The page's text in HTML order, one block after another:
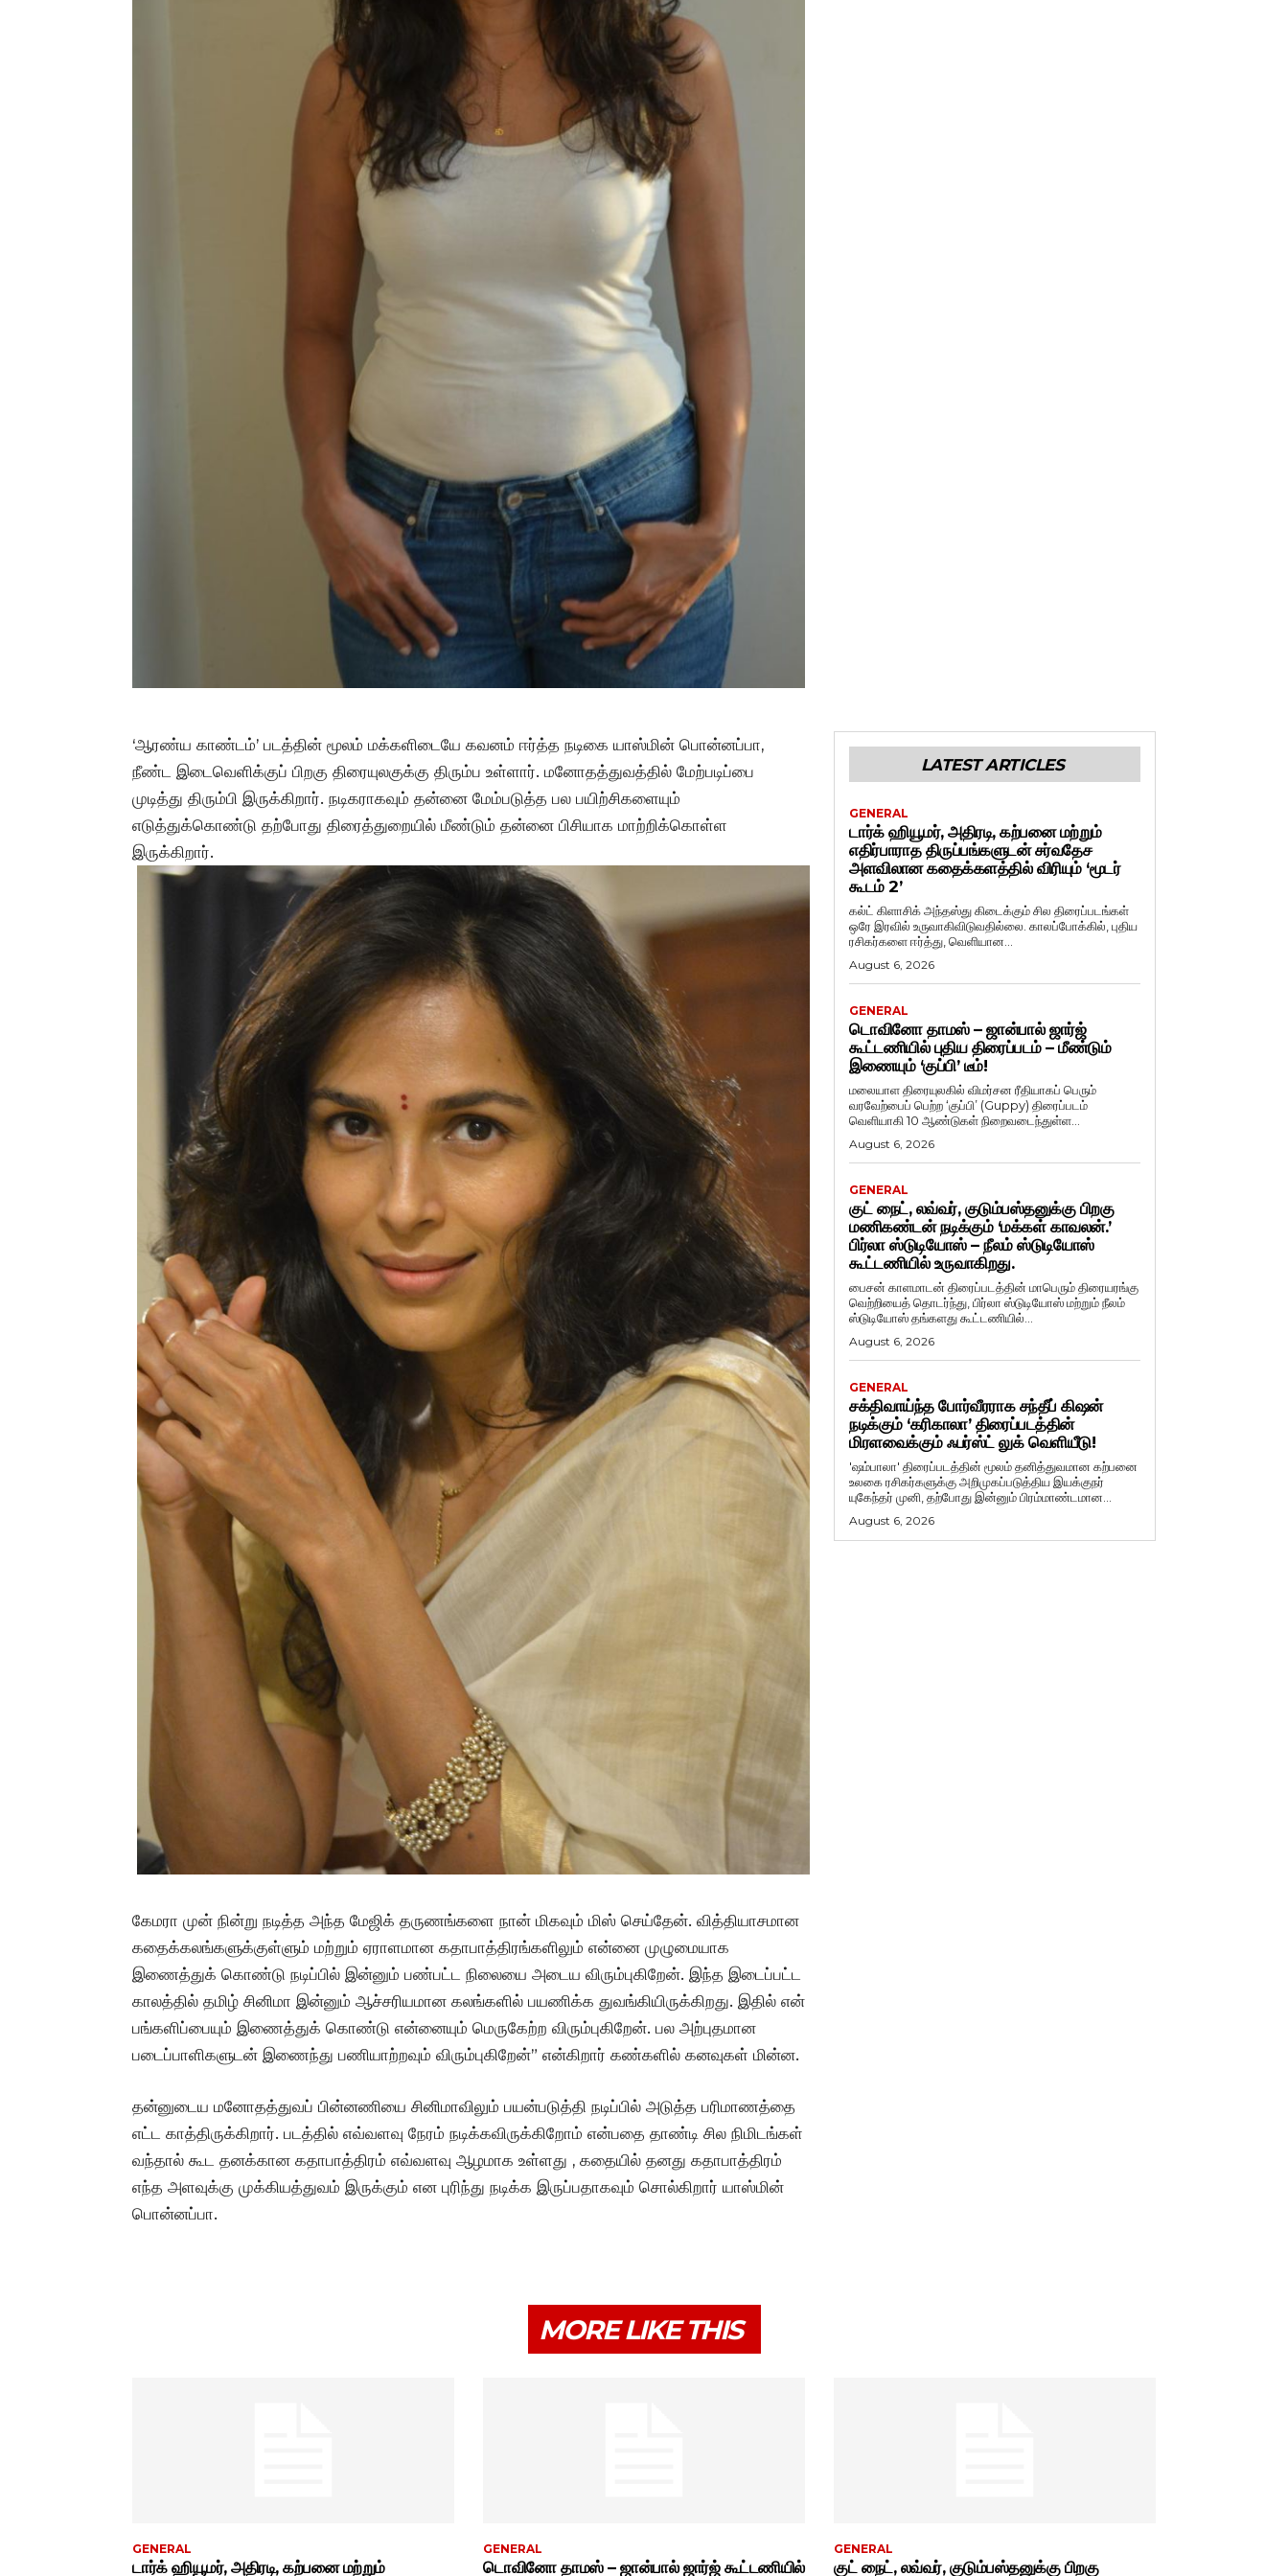
‘ஆரண்ய காண்டம்’ படத்தின் மூலம் மக்களிடையே கவனம் ஈர்த்த நடிகை யாஸ்மின் பொன்னப்பா,
நீண்ட இடைவெளிக்குப் பிறகு திரையுலகுக்கு திரும்ப உள்ளார். மனோதத்துவத்தில் மேற்படிப்பை
முடித்து திரும்பி இருக்கிறார். நடிகராகவும் தன்னை மேம்படுத்த பல பயிற்சிகளையும்
எடுத்துக்கொண்டு தற்போது திரைத்துறையில் மீண்டும் தன்னை பிசியாக மாற்றிக்கொள்ள
இருக்கிறார்.
கேமரா முன் நின்று நடித்த அந்த மேஜிக் தருணங்களை நான் மிகவும் மிஸ் செய்தேன். வித்தியாசமான
கதைக்கலங்களுக்குள்ளும் மற்றும் ஏராளமான கதாபாத்திரங்களிலும் என்னை முழுமையாக
இணைத்துக் கொண்டு நடிப்பில் இன்னும் பண்பட்ட நிலையை அடைய விரும்புகிறேன். இந்த இடைப்பட்ட
காலத்தில் தமிழ் சினிமா இன்னும் ஆச்சரியமான கலங்களில் பயணிக்க துவங்கியிருக்கிறது. இதில் என்
பங்களிப்பையும் இணைத்துக் கொண்டு என்னையும் மெருகேற்ற விரும்புகிறேன். பல அற்புதமான
படைப்பாளிகளுடன் இணைந்து பணியாற்றவும் விரும்புகிறேன்” என்கிறார் கண்களில் கனவுகள் மின்ன.
தன்னுடைய மனோதத்துவப் பின்னணியை சினிமாவிலும் பயன்படுத்தி நடிப்பில் அடுத்த பரிமாணத்தை
எட்ட காத்திருக்கிறார். படத்தில் எவ்வளவு நேரம் நடிக்கவிருக்கிறோம் என்பதை தாண்டி சில நிமிடங்கள்
வந்தால் கூட தனக்கான கதாபாத்திரம் எவ்வளவு ஆழமாக உள்ளது , கதையில் தனது கதாபாத்திரம்
எந்த அளவுக்கு முக்கியத்துவம் இருக்கும் என புரிந்து நடிக்க இருப்பதாகவும் சொல்கிறார் யாஸ்மின்
பொன்னப்பா.
LATEST ARTICLES
GENERAL
டார்க் ஹியூமர், அதிரடி, கற்பனை மற்றும்
எதிர்பாராத திருப்பங்களுடன் சர்வதேச
அளவிலான கதைக்களத்தில் விரியும் ‘மூடர்
கூடம் 2’
கல்ட் கிளாசிக் அந்தஸ்து கிடைக்கும் சில திரைப்படங்கள்
ஒரே இரவில் உருவாகிவிடுவதில்லை. காலப்போக்கில், புதிய
ரசிகர்களை ஈர்த்து, வெளியான...
August 6, 2026
GENERAL
டொவினோ தாமஸ் – ஜான்பால் ஜார்ஜ்
கூட்டணியில் புதிய திரைப்படம் – மீண்டும்
இணையும் ‘குப்பி’ டீம்!
மலையாள திரையுலகில் விமர்சன ரீதியாகப் பெரும்
வரவேற்பைப் பெற்ற ‘குப்பி’ (Guppy) திரைப்படம்
வெளியாகி 10 ஆண்டுகள் நிறைவடைந்துள்ள...
August 6, 2026
GENERAL
குட் நைட், லவ்வர், குடும்பஸ்தனுக்கு பிறகு
மணிகண்டன் நடிக்கும் ‘மக்கள் காவலன்.’
பிர்லா ஸ்டுடியோஸ் – நீலம் ஸ்டுடியோஸ்
கூட்டணியில் உருவாகிறது.
பைசன் காளமாடன் திரைப்படத்தின் மாபெரும் திரையரங்கு
வெற்றியைத் தொடர்ந்து, பிர்லா ஸ்டுடியோஸ் மற்றும் நீலம்
ஸ்டுடியோஸ் தங்களது கூட்டணியில்...
August 6, 2026
GENERAL
சக்திவாய்ந்த போர்வீரராக சந்தீப் கிஷன்
நடிக்கும் ‘கரிகாலா’ திரைப்படத்தின்
மிரளவைக்கும் ஃபர்ஸ்ட் லுக் வெளியீடு!
'ஷம்பாலா' திரைப்படத்தின் மூலம் தனித்துவமான கற்பனை
உலகை ரசிகர்களுக்கு அறிமுகப்படுத்திய இயக்குநர்
யுகேந்தர் முனி, தற்போது இன்னும் பிரம்மாண்டமான...
August 6, 2026
MORE LIKE THIS
GENERAL
டார்க் ஹியூமர், அதிரடி, கற்பனை மற்றும்
GENERAL
டொவினோ தாமஸ் – ஜான்பால் ஜார்ஜ் கூட்டணியில்
GENERAL
குட் நைட், லவ்வர், குடும்பஸ்தனுக்கு பிறகு